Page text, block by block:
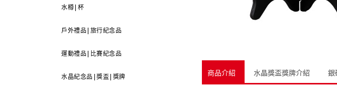
水樽|杯
戶外禮品|旅行紀念品
運動禮品|比賽紀念品
水晶紀念品|獎盃|獎牌 商品介紹 水晶獎盃獎牌介紹 銀